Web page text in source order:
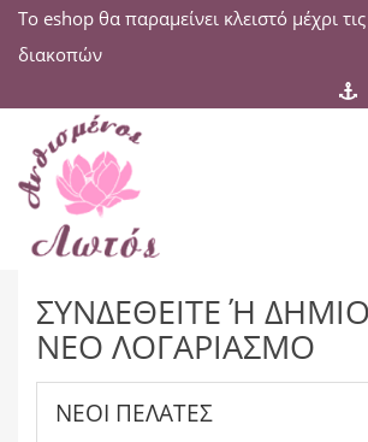
Το eshop θα παραμείνει κλειστό μέχρι
διακοπών
ΣΥΝΔΕΘΕΊΤΕ Ή
ΈΟ ΛΟΓΑΡΙΑΣΜΌ
ΝΈΟΙ ΠΕΛΆΤΕΣ